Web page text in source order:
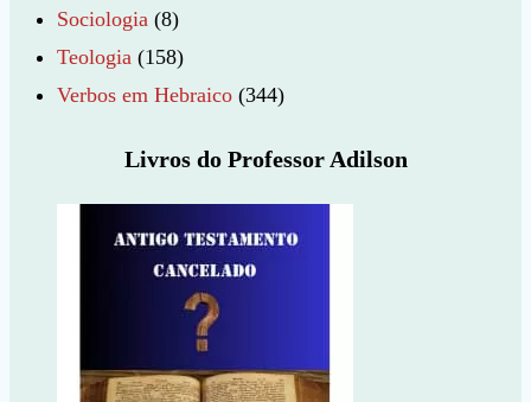
Sociologia (8)
Teologia (158)
Verbos em Hebraico (344)
Livros do Professor Adilson